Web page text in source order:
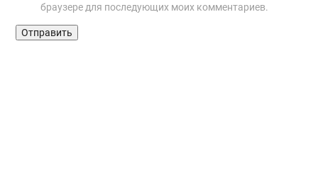
браузере для последующих моих комментариев.